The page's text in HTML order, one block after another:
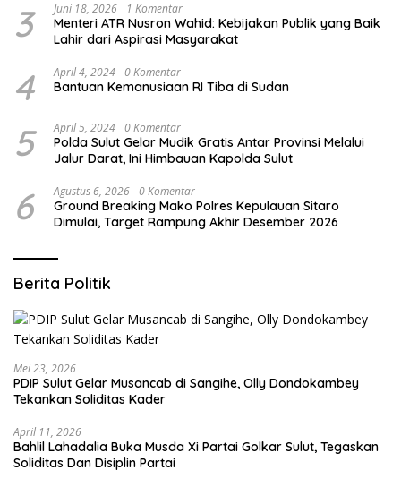
3 Juni 18, 2026 1 Komentar
Menteri ATR Nusron Wahid: Kebijakan Publik yang Baik
Lahir dari Aspirasi Masyarakat
4 April 4, 2024 0 Komentar
Bantuan Kemanusiaan RI Tiba di Sudan
5 April 5, 2024 0 Komentar
Polda Sulut Gelar Mudik Gratis Antar Provinsi Melalui
Jalur Darat, Ini Himbauan Kapolda Sulut
6 Agustus 6, 2026 0 Komentar
Ground Breaking Mako Polres Kepulauan Sitaro
Dimulai, Target Rampung Akhir Desember 2026
Berita Politik
Mei 23, 2026
PDIP Sulut Gelar Musancab di Sangihe, Olly Dondokambey
Tekankan Soliditas Kader
April 11, 2026
Bahlil Lahadalia Buka Musda Xi Partai Golkar Sulut, Tegaskan
Soliditas Dan Disiplin Partai